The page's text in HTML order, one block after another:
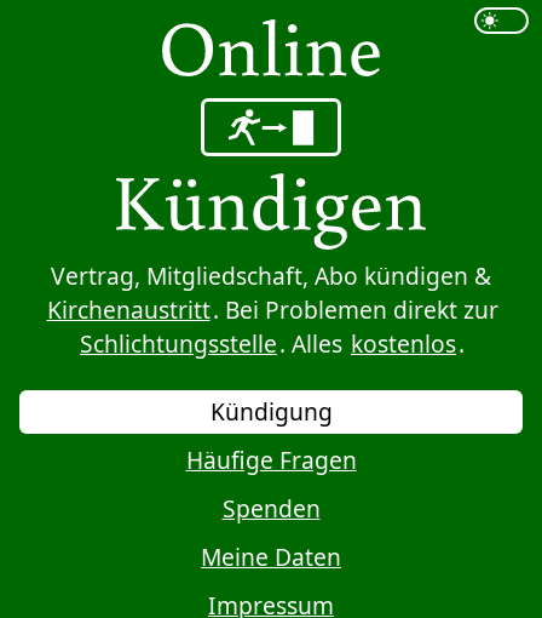
Sprung zum Inhalt
Vertrag, Mitgliedschaft, Abo kündigen &
Kirchenaustritt. Bei Problemen direkt zur
Schlichtungsstelle. Alles kostenlos.
Kündigung
Häufige Fragen
Spenden
Meine Daten
Impressum